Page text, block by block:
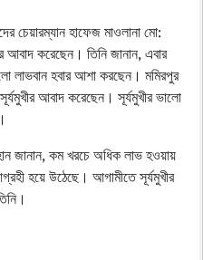
চেয়ারম্যান হাফেজ মাওলানা মো:
আবাদ করেছেন। তিনি জানান, এবার
লাভবান হবার আশা করছেন। মমিরপুর
আবাদ করেছেন। সূর্যমুখীর ভালো
জানান, কম খরচে অধিক লাভ হওয়ায়
হয়ে উঠেছে। আগামীতে সূর্যমুখীর